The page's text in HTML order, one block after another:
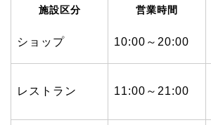
施設区分 営業時間
ショップ 10:00～20:00
レストラン 11:00～21:00